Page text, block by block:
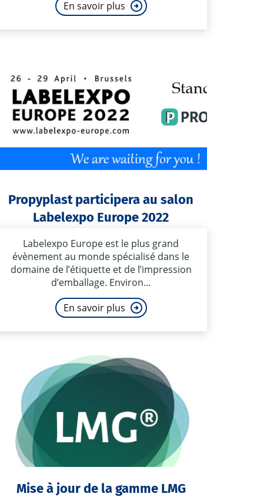
En savoir plus
Propyplast participera au salon
Labelexpo Europe 2022
Labelexpo Europe est le plus grand
évènement au monde spécialisé dans le
domaine de l’étiquette et de l’impression
d’emballage. Environ...
En savoir plus
Mise à jour de la gamme LMG